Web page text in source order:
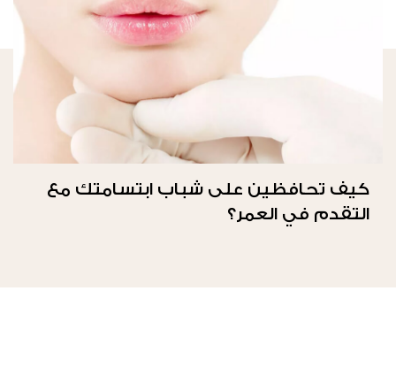
كيف تحافظين على شباب ابتسامتك مع
التقدم في العمر؟